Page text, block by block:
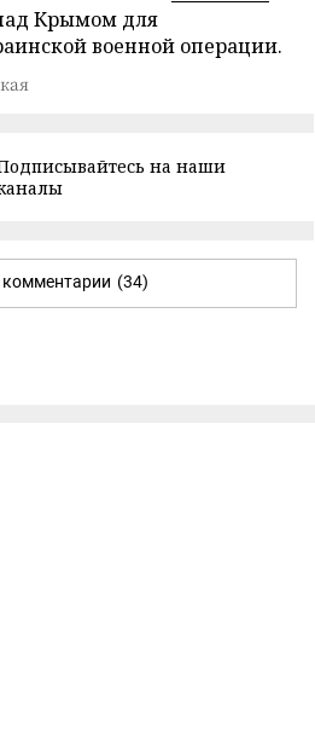
Крымом для
военной операции.
на наши
комментарии (34)